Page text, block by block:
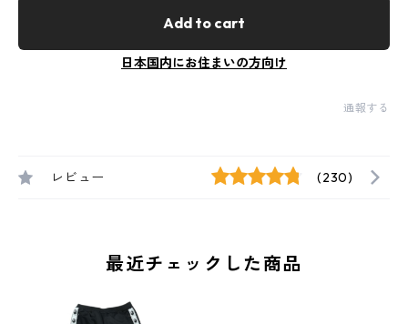
Add to cart
日本国内にお住まいの方向け
通報する
レビュー (230)
最近チェックした商品